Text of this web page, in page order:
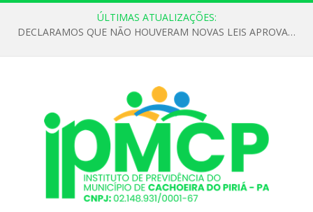
ÚLTIMAS ATUALIZAÇÕES:
DECLARAMOS QUE NÃO HOUVERAM NOVAS LEIS APROVADAS ATÉ O MOMENTO PARA O INSTITUTO DE PREVIDÊNCIA NO ANO DE 2026